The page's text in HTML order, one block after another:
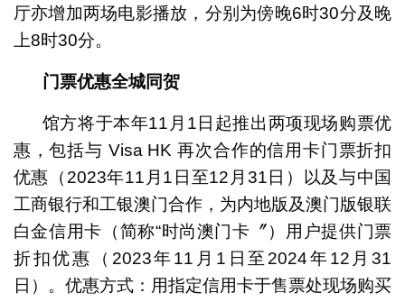
厅亦增加两场电影播放，分别为傍晚6时30分及晚
上8时30分。
门票优惠全城同贺
馆方将于本年11月1日起推出两项现场购票优
惠，包括与 Visa HK 再次合作的信用卡门票折扣
优惠（2023年11月1日至12月31日）以及与中国
工商银行和工银澳门合作，为内地版及澳门版银联
白金信用卡（简称“时尚澳门卡〞）用户提供门票
折扣优惠（2023年11月1日至2024年12月31
日）。优惠方式：用指定信用卡于售票处现场购买